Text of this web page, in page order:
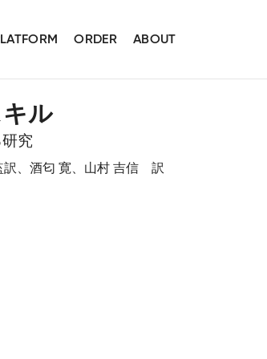
ORDER ABOUT
ル
究
、酒匂 寛、山村 吉信 訳